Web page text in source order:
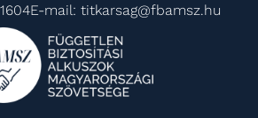
E-mail: titkarsag@fbamsz.hu